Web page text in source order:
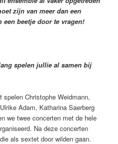
zijn van meer dan een
beetje door te vragen!
spelen jullie al samen bij
Christophe Weidmann,
Adam, Katharina Saerberg
we twee concerten met de hele
Na deze concerten
als sextet door wilden gaan.